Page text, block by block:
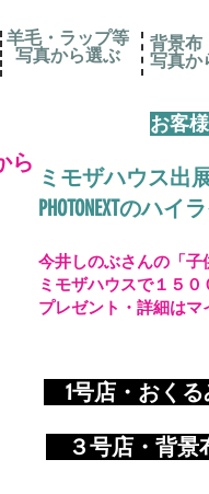
ら
羊毛・ラップ等
写真から選ぶ
背景布
写真か
お客
ミモザハウス出
PHOTONEXTのハ
1号店・おく
​ ３号店・背
今井しのぶさんの「
ミモザハウスで１５
プレゼント・詳細は